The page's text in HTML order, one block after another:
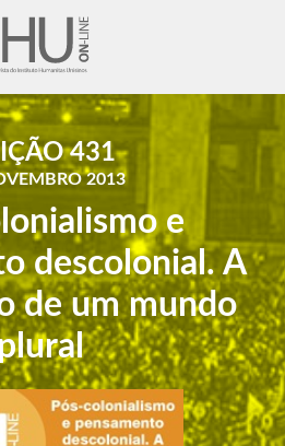
431
2013
e
descolonial. A
de um mundo